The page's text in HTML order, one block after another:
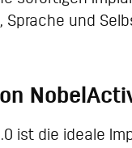
Sprache und
ist die ideale